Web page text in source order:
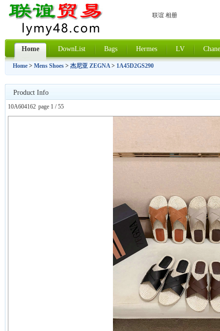
联谊 相册
Home DownList Bags Hermes LV
Home > Mens Shoes > 杰尼亚 ZEGNA> 1A45D2GS290
Product Info
10A604162 page 1 / 55